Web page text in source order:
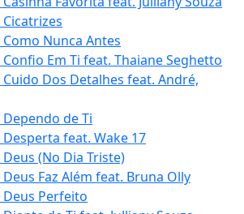
Nunca Antes
Em Ti feat. Thaiane Seghetto
Dos Detalhes feat. André,
de Ti
feat. Wake 17
(No Dia Triste)
Faz Além feat. Bruna Olly
Perfeito